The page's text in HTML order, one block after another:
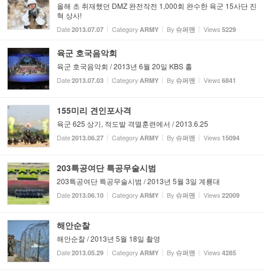
올해 초 취재했던 DMZ 완전작전 1,000회 완수한 육군 15사단 진
혁 상사!
Date2013.07.07 Category ARMY By 슈퍼맨 Views 5229
육군 호국음악회
육군 호국음악회 / 2013년 6월 20일 KBS 홀
Date2013.07.03 Category ARMY By 슈퍼맨 Views 6841
155미리 견인포사격
육군 625 상기, 적도발 격멸훈련에서 / 2013.6.25
Date2013.06.27 Category ARMY By 슈퍼맨 Views 15094
203특공여단 특공무술시범
203특공여단 특공무술시범 / 2013년 5월 3일 계룡대
Date2013.06.10 Category ARMY By 슈퍼맨 Views 22009
해안순찰
해안순찰 / 2013년 5월 18일 촬영
Date2013.05.29 Category ARMY By 슈퍼맨 Views 4285